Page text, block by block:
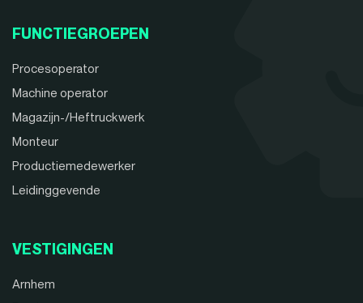
FUNCTIEGROEPEN
Procesoperator
Machine operator
Magazijn-/Heftruckwerk
Monteur
Productiemedewerker
Leidinggevende
VESTIGINGEN
Arnhem